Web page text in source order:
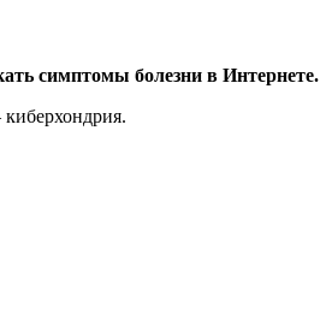
симптомы болезни в Интернете.